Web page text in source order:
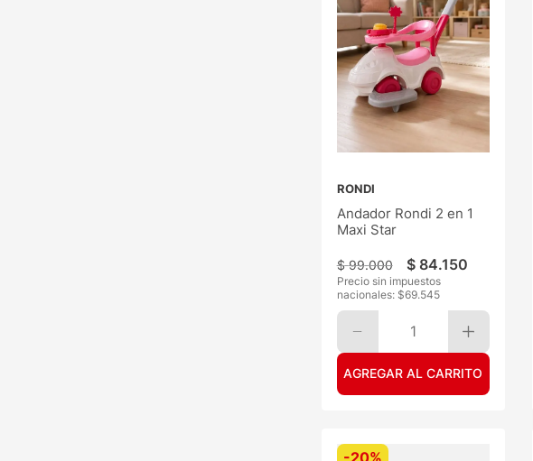
RONDI
Andador Rondi 2 en 1
Maxi Star
$ 99.000 $ 84.150
Precio sin impuestos
nacionales: $69.545
1
AGREGAR AL CARRITO
-20%